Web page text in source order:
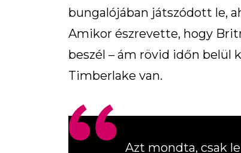
bungalójában játszódott le,
Amikor észrevette, hogy
beszél – ám rövid időn belül
Timberlake van.
Azt mondta, csak